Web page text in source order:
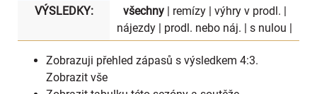
VÝSLEDKY:
všechny| remízy| výhry v prodl. |
nájezdy | prodl. nebo náj. | s nulou |
Zobrazuji přehled zápasů s výsledkem 4:3.
Zobrazit vše